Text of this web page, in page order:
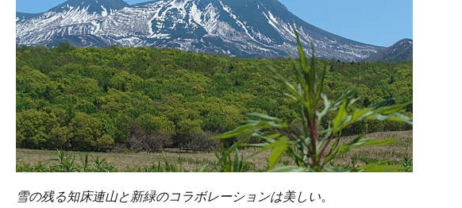
雪の残る知床連山と新緑のコラボレーションは美しい。